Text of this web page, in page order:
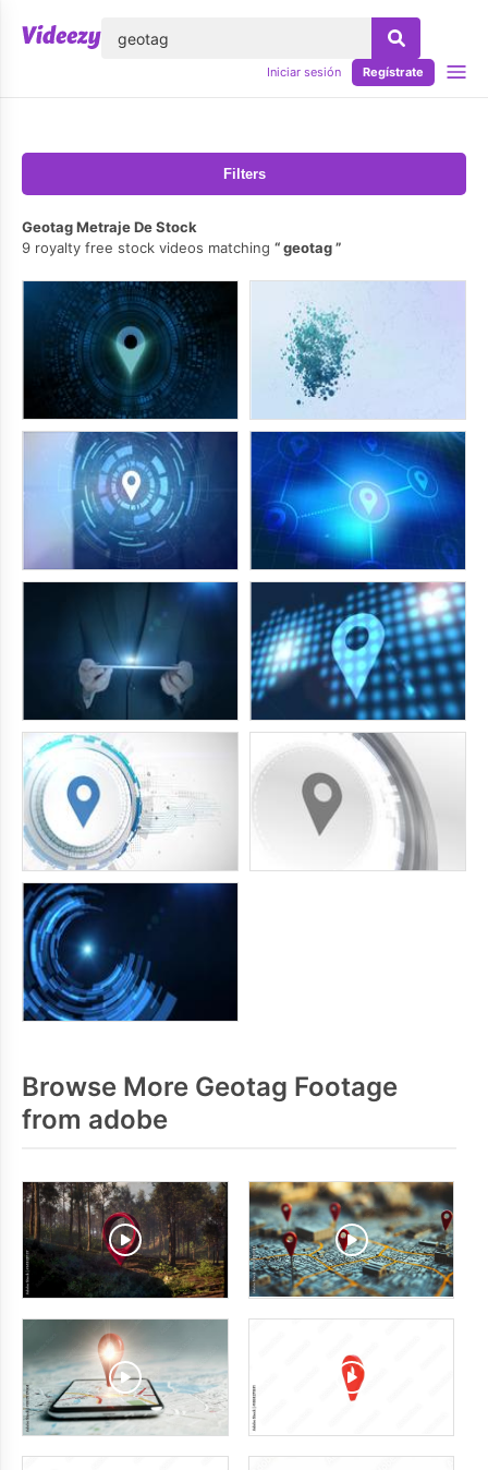
Iniciar sesión Regístrate
Filters
Geotag Metraje De Stock
9 royalty free stock videos matching
geotag
Browse More Geotag Footage
from adobe